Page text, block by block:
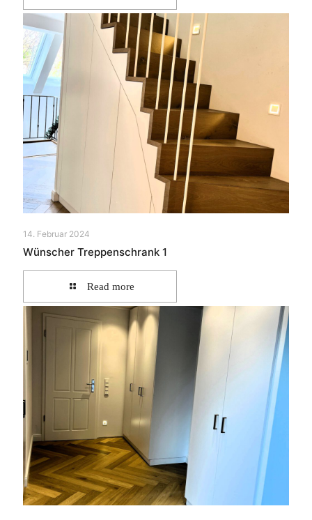
14. Februar 2024
Wünscher Treppenschrank 1
Read more